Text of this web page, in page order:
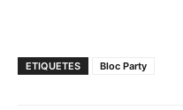
ETIQUETES Bloc Party